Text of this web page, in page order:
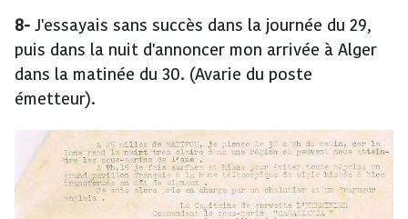
8-J'essayais sans succès dans la journée du 29,
puis dans la nuit d'annoncer mon arrivée à Alger
dans la matinée du 30. (Avarie du poste
émetteur).